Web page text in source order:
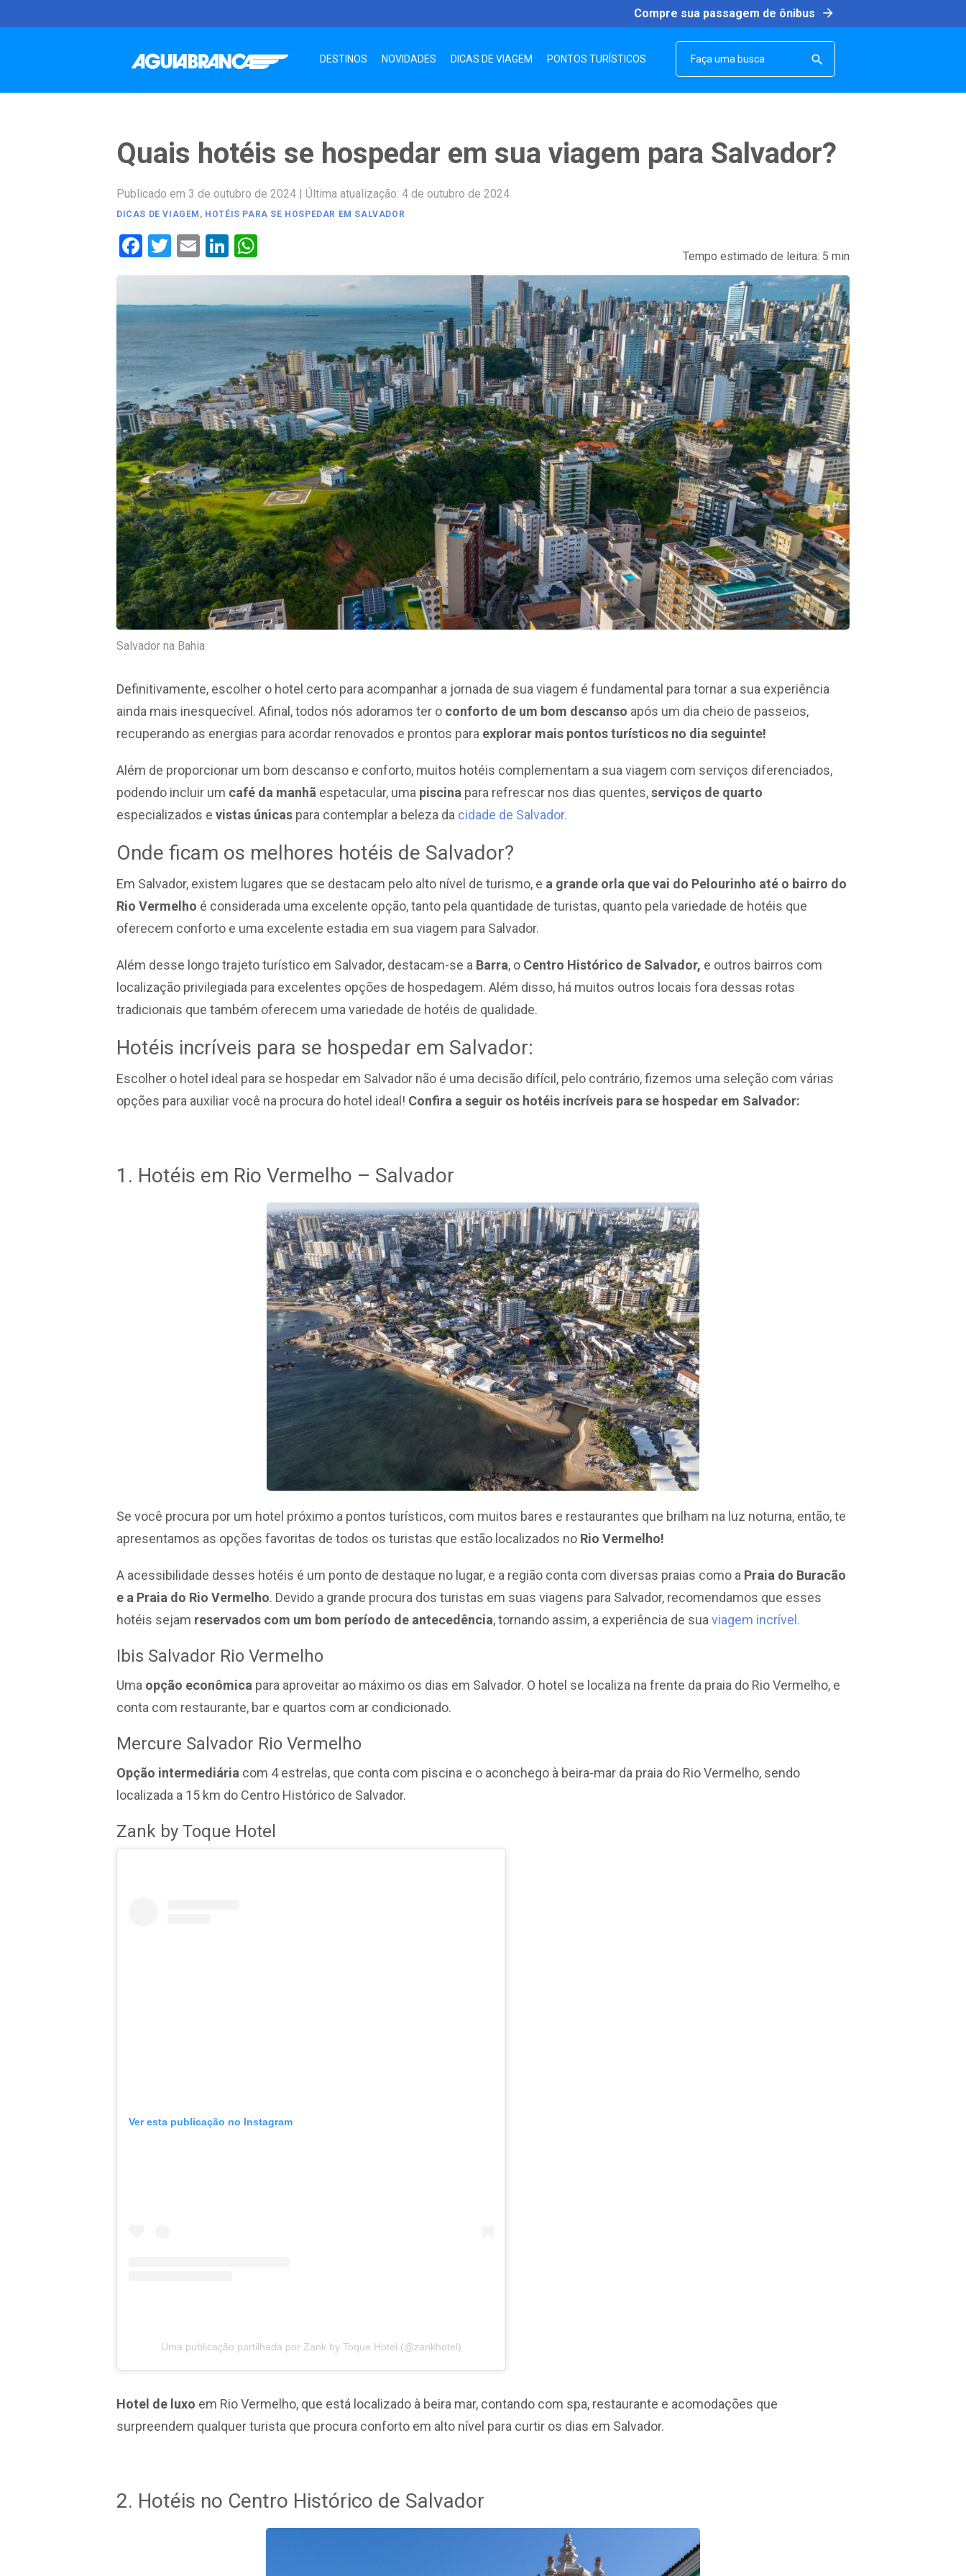
to
Compre sua passagem de ônibus arrow_forward
DESTINOS NOVIDADES DICAS DE VIAGEM PONTOS TURÍSTICOS 
Quais hotéis se hospedar em sua viagem para Salvador?
Publicado em 3 de outubro de 2024 | Última atualização: 4 de outubro de 2024
DICAS DE VIAGEM , HOTÉIS PARA SE HOSPEDAR EM SALVADOR
Facebook
Twitter
EmailLinkedIn Tempo estimado de leitura: 5 min
Salvador na Bahia
Definitivamente, escolher o hotel certo para acompanhar a jornada de sua viagem é fundamental para tornar a sua experiência
ainda mais inesquecível. Afinal, todos nós adoramos ter o conforto de um bom descanso após um dia cheio de passeios,
recuperando as energias para acordar renovados e prontos para explorar mais pontos turísticos no dia seguinte!
Além de proporcionar um bom descanso e conforto, muitos hotéis complementam a sua viagem com serviços diferenciados,
podendo incluir um café da manhã espetacular, uma piscina para refrescar nos dias quentes,serviços de quarto
especializados e vistas únicas para contemplar a beleza da cidade de Salvador.
Onde ficam os melhores hotéis de Salvador?
Em Salvador, existem lugares que se destacam pelo alto nível de turismo, e a grande orla que vai do Pelourinho até o bairro do
Rio Vermelho é considerada uma excelente opção, tanto pela quantidade de turistas, quanto pela variedade de hotéis que
oferecem conforto e uma excelente estadia em sua viagem para Salvador.
Além desse longo trajeto turístico em Salvador, destacam-se a Barra, o Centro Histórico de Salvador, e outros bairros com
localização privilegiada para excelentes opções de hospedagem. Além disso, há muitos outros locais fora dessas rotas
tradicionais que também oferecem uma variedade de hotéis de qualidade.
Hotéis incríveis para se hospedar em Salvador:
Escolher o hotel ideal para se hospedar em Salvador não é uma decisão difícil, pelo contrário, fizemos uma seleção com várias
opções para auxiliar você na procura do hotel ideal! Confira a seguir os hotéis incríveis para se hospedar em Salvador:
1. Hotéis em Rio Vermelho – Salvador
Se você procura por um hotel próximo a pontos turísticos, com muitos bares e restaurantes que brilham na luz noturna, então, te
apresentamos as opções favoritas de todos os turistas que estão localizados no Rio Vermelho!
A acessibilidade desses hotéis é um ponto de destaque no lugar, e a região conta com diversas praias como a Praia do Buracão
e a Praia do Rio Vermelho. Devido a grande procura dos turistas em suas viagens para Salvador, recomendamos que esses
hotéis sejam reservados com um bom período de antecedência, tornando assim, a experiência de suaviagem incrível.
Ibis Salvador Rio Vermelho
Uma opção econômica para aproveitar ao máximo os dias em Salvador. O hotel se localiza na frente da praia do Rio Vermelho, e
conta com restaurante, bar e quartos com ar condicionado.
Mercure Salvador Rio Vermelho
Opção intermediária com 4 estrelas, que conta com piscina e o aconchego à beira-mar da praia do Rio Vermelho, sendo
localizada a 15 km do Centro Histórico de Salvador.
Zank by Toque Hotel
Ver esta publicação no Instagram
Uma publicação partilhada por Zank by Toque Hotel (@zankhotel)
Hotel de luxo em Rio Vermelho, que está localizado à beira mar, contando com spa, restaurante e acomodações que
surpreendem qualquer turista que procura conforto em alto nível para curtir os dias em Salvador.
2. Hotéis no Centro Histórico de Salvador